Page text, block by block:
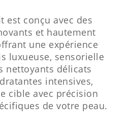
est conçu avec des
et hautement
une expérience
luxueuse, sensorielle
nettoyants délicats
intensives,
cible avec précision
de votre peau.